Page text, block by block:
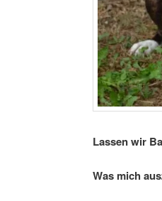
Lassen wir
Was mich